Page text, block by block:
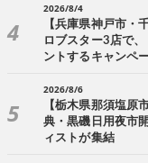
2026/8/4
【兵庫県神戸市・
ロブスター3店で
ントするキャンペ
2026/8/6
【栃木県那須塩原
典・黒磯日用夜市
ィストが集結